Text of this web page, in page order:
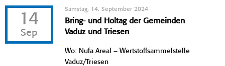
14
Sep
Samstag, 14. September 2024
Bring- und Holtag der Gemeinden
Vaduz und Triesen
Wo: Nufa Areal – Wertstoffsammelstelle
Vaduz/Triesen